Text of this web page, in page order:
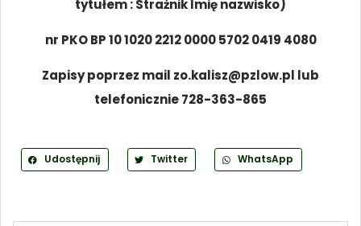
tytułem : Strażnik Imię nazwisko)
nr PKO BP 10 1020 2212 0000 5702 0419 4080
Zapisy poprzez mail zo.kalisz@pzlow.pl lub
telefonicznie 728-363-865
Udostępnij Twitter WhatsApp